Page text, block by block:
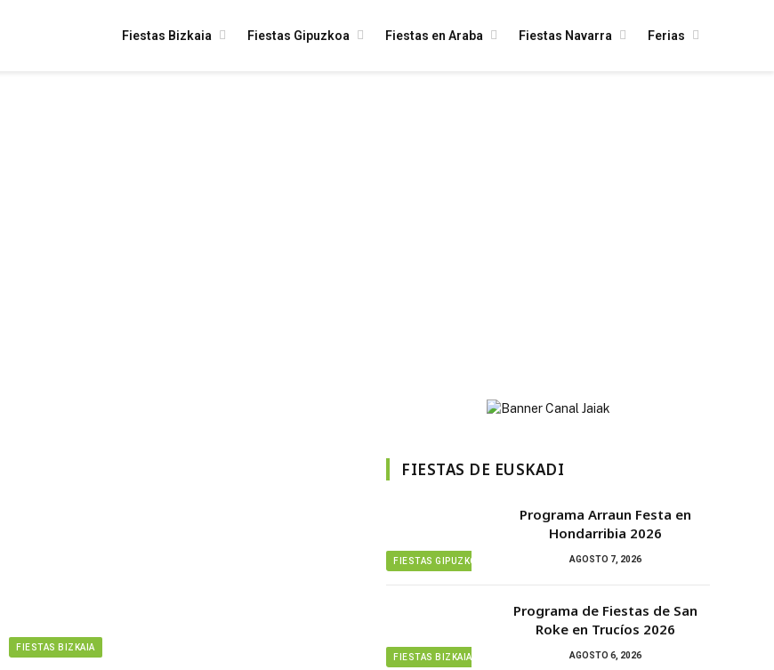
Fiestas Bizkaia Fiestas Gipuzkoa Fiestas en Araba Fiestas Navarra Ferias
FIESTAS BIZKAIA
FIESTAS DE EUSKADI
FIESTAS GIPUZKOA
Programa Arraun Festa en
Hondarribia 2026
AGOSTO 7, 2026
FIESTAS BIZKAIA
Programa de Fiestas de San
Roke en Trucíos 2026
AGOSTO 6, 2026